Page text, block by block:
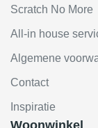
Scratch No More
All-in house
Algemene
Contact
Inspiratie